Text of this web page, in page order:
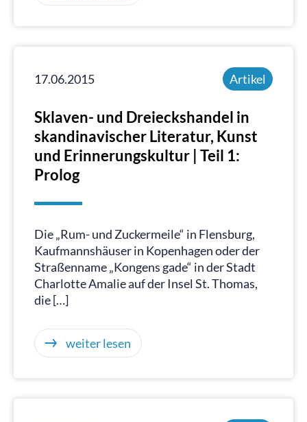
17.06.2015 Artikel
Sklaven- und Dreieckshandel in
skandinavischer Literatur, Kunst
und Erinnerungskultur | Teil 1:
Prolog
Die „Rum- und Zuckermeile“ in Flensburg,
Kaufmannshäuser in Kopenhagen oder der
Straßenname „Kongens gade“ in der Stadt
Charlotte Amalie auf der Insel St. Thomas,
die […]
weiter lesen